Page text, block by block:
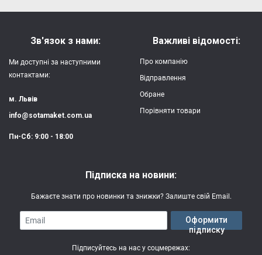
Зв'язок з нами:
Ми доступні за наступними
контактами:
м. Львів
info@sotamaket.com.ua
Пн-Сб: 9:00 - 18:00
Важливі відомості:
Про компанію
Відправлення
Обране
Порівняти товари
Підписка на новини:
Бажаєте знати про новинки та знижки? Залиште свій Email.
Email
Оформити
підписку
Підписуйтесь на нас у соцмережах: